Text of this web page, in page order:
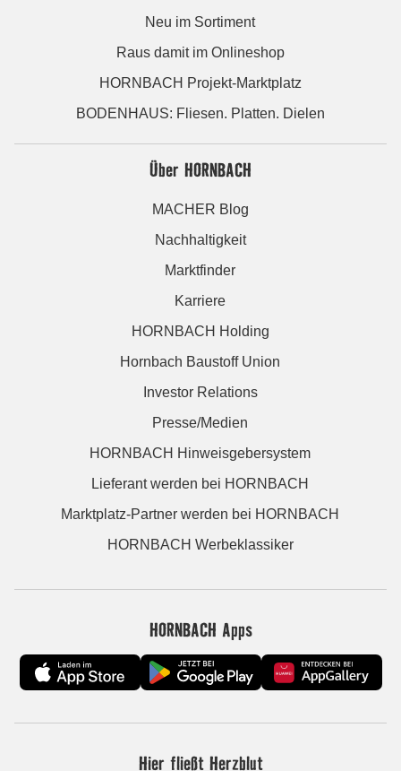
Neu im Sortiment
Raus damit im Onlineshop
HORNBACH Projekt-Marktplatz
BODENHAUS: Fliesen. Platten. Dielen
Über HORNBACH
MACHER Blog
Nachhaltigkeit
Marktfinder
Karriere
HORNBACH Holding
Hornbach Baustoff Union
Investor Relations
Presse/Medien
HORNBACH Hinweisgebersystem
Lieferant werden bei HORNBACH
Marktplatz-Partner werden bei HORNBACH
HORNBACH Werbeklassiker
HORNBACH Apps
Hier fließt Herzblut